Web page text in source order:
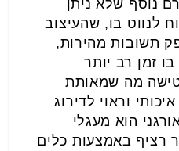
נוסף שלא ניתן
לנווט בו, שהעיצוב
תשובות מהירות,
זמן רב יותר
מה שמאותת
וראוי לדירוג
הוא מעגלי
רציף באמצעות כלים